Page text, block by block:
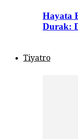
Hayata
Durak:
Tiyatro